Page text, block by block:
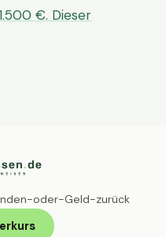
€. Dieser
oder-Geld-zurück